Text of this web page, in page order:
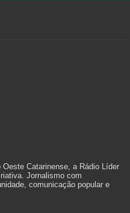
Oeste Catarinense, a Rádio Líder
Jornalismo com
comunicação popular e